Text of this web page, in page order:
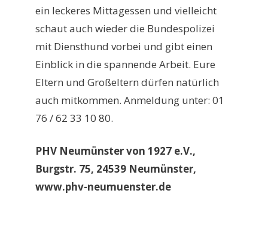
ein leckeres Mittagessen und vielleicht
schaut auch wieder die Bundespolizei
mit Diensthund vorbei und gibt einen
Einblick in die spannende Arbeit. Eure
Eltern und Großeltern dürfen natürlich
auch mitkommen. Anmeldung unter: 01
76 / 62 33 10 80.
PHV Neumünster von 1927 e.V.,
Burgstr. 75, 24539 Neumünster,
www.phv-neumuenster.de